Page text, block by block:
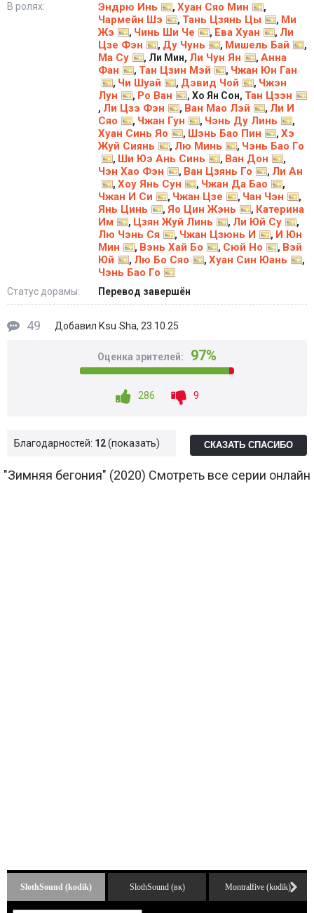
В ролях: Эндрю Инь , Хуан Сяо Мин ,
Чармейн Шэ , Тань Цзянь Цы , Ми
Жэ
, Чинь Ши Че , Ева Хуан , Ли
Цзе Фэн
, Ду Чунь , Мишель Бай ,
Ма Су , Ли Мин, Ли Чун Ян , Анна
Фан
, Тан Цзин Мэй , Чжан Юн Ган
, Чи Шуай , Дэвид Чой , Чжэн
Лун
, Ро Ван , Хо Ян Сон, Тан Цзэн
, Ли Цзэ Фэн , Ван Мао Лэй , Ли И
Сяо
, Чжан Гун , Чэнь Ду Линь ,
Хуан Синь Яо , Шэнь Бао Пин , Хэ
Жуй Сиянь
, Лю Минь , Чэнь Бао Го
, Ши Юэ Ань Синь , Ван Дон ,
Чэн Хао Фэн , Ван Цзянь Го , Ли Ан
, Хоу Янь Сун , Чжан Да Бао ,
Чжан И Си , Чжан Цзе , Чан Чэн ,
Янь Цинь , Яо Цин Жэнь , Катерина
Им
, Цзян Жуй Линь , Ли Юй Су ,
Лю Чэнь Ся , Чжан Цзюнь И , И Юн
Мин
, Вэнь Хай Бо , Сюй Но , Вэй
Юй
, Лю Бо Сяо , Хуан Син Юань ,
Чэнь Бао Го
Статус дорамы: Перевод завершён
49 Добавил Ksu Sha, 23.10.25
Оценка зрителей: 97%
286 9
Благодарностей: 12 показать СКАЗАТЬ СПАСИБО
"Зимняя бегония" (2020) Смотреть все серии онлайн
SlothSound (kodik) SlothSound (вк) Montralfive (kodik)